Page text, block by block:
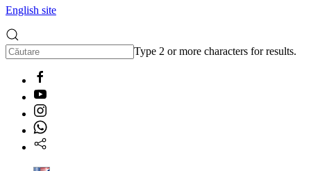
English site
Type 2 or more characters for results.